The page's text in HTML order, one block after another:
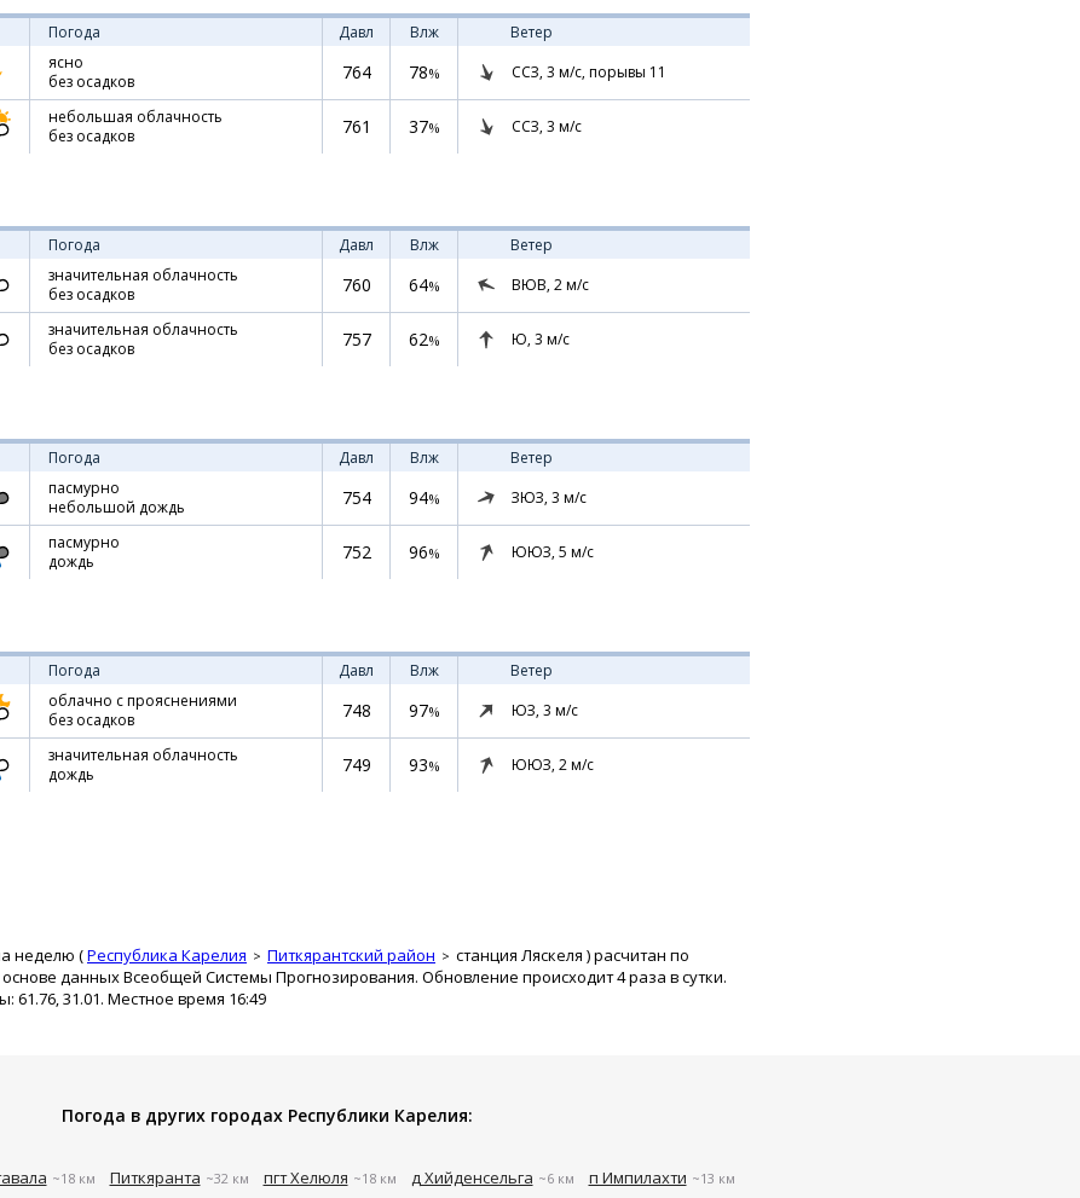
Погода Давл Влж
Ветер
ясно
без осадков
764 78% ССЗ, 3 м/с, порывы 11
небольшая облачность
без осадков
761 37% ССЗ, 3 м/с
Погода Давл Влж
Ветер
значительная облачность
без осадков
760 64% ВЮВ, 2м/с
значительная облачность
без осадков
757 62% Ю, 3 м/с
Погода Давл Влж
Ветер
пасмурно
небольшой дождь
754 94% ЗЮЗ, 3 м/с
пасмурно
дождь
752 96% ЮЮЗ, 5 м/с
Погода Давл Влж
Ветер
облачно с прояснениями
без осадков
748 97% ЮЗ, 3 м/с
значительная облачность
дождь
749 93% ЮЮЗ, 2м/с
неделю (Республика Карелия Питкярантский район станция Ляскеля ) расчитан по
данных Всеобщей Системы Прогнозирования. Обновление происходит 4 раза в сутки.
61.76, 31.01. Местное время 16:49
Погода в других городах Республики Карелия:
~18 км Питкяранта ~32 км пгт Хелюля ~18 км д Хийденсельга ~6 км п Импилахти ~13 км